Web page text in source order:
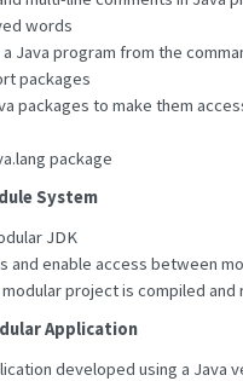
words
Java program from the
packages
packages to make them
package
System
JDK
and enable access between
project is compiled and
Application
developed using a Java